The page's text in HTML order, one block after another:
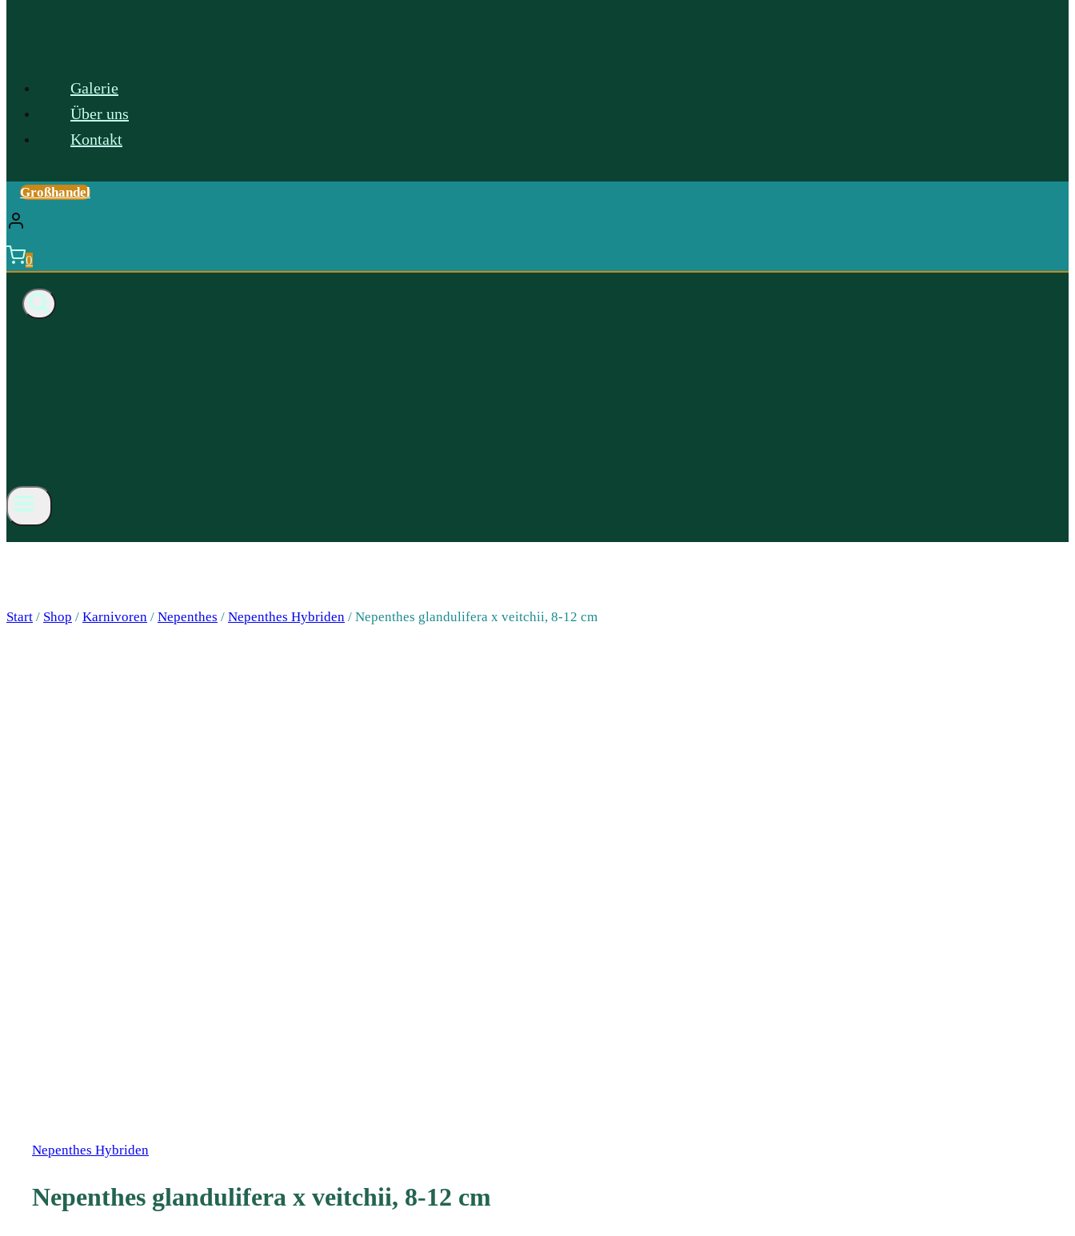
Galerie
Über uns
Kontakt
Großhandel
0
Start / Shop / Karnivoren / Nepenthes / Nepenthes Hybriden / Nepenthes glandulifera x veitchii, 8-12 cm
Nepenthes Hybriden
Nepenthes glandulifera x veitchii, 8-12 cm